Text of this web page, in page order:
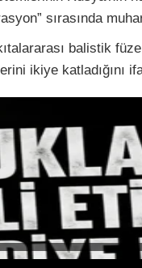
sırasında
balistik
ikiye katladığını